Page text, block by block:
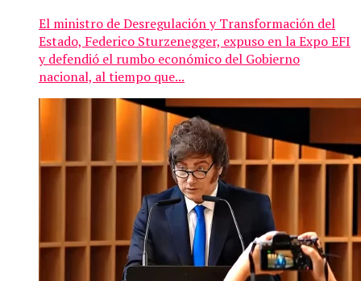
El ministro de Desregulación y Transformación del
Estado, Federico Sturzenegger, expuso en la Expo EFI
y defendió el rumbo económico del Gobierno
nacional, al tiempo que...